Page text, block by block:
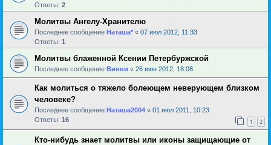
Ответы: 2
Молитвы Ангелу-Хранителю
Последнее сообщение Наташа* « 07 июл 2012, 11:33
Ответы: 1
Молитвы блаженной Ксении Петербуржской
Последнее сообщение Винни « 26 июн 2012, 18:08
Как молиться о тяжело болеющем неверующем близком
человеке?
Последнее сообщение Наташа2004 « 01 июл 2011, 10:23
Ответы: 16 1 2
Кто-нибудь знает молитвы или иконы защищающие от